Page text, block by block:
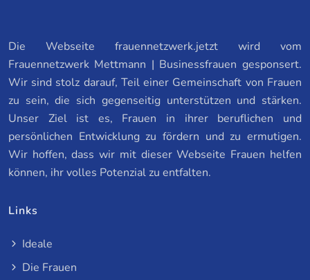
Die Webseite frauennetzwerk.jetzt wird vom
Frauennetzwerk Mettmann | Businessfrauen gesponsert.
Wir sind stolz darauf, Teil einer Gemeinschaft von Frauen
zu sein, die sich gegenseitig unterstützen und stärken.
Unser Ziel ist es, Frauen in ihrer beruflichen und
persönlichen Entwicklung zu fördern und zu ermutigen.
Wir hoffen, dass wir mit dieser Webseite Frauen helfen
können, ihr volles Potenzial zu entfalten.
Links
Ideale
Die Frauen